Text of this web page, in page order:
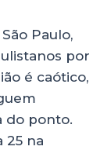
Paulo,
por
é caótico,
do ponto.
25 na